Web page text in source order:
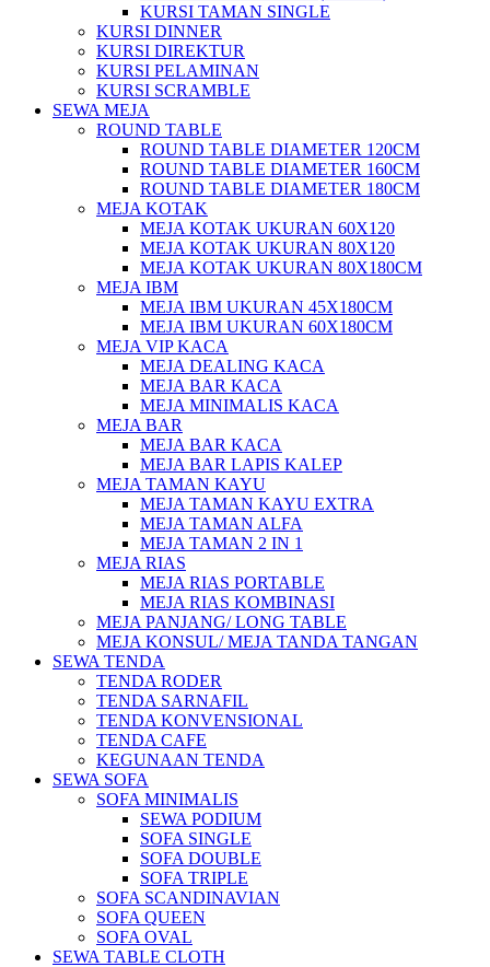
KURSI TAMAN SINGLE
KURSI DINNER
KURSI DIREKTUR
KURSI PELAMINAN
KURSI SCRAMBLE
SEWA MEJA
ROUND TABLE
ROUND TABLE DIAMETER 120CM
ROUND TABLE DIAMETER 160CM
ROUND TABLE DIAMETER 180CM
MEJA KOTAK
MEJA KOTAK UKURAN 60X120
MEJA KOTAK UKURAN 80X120
MEJA KOTAK UKURAN 80X180CM
MEJA IBM
MEJA IBM UKURAN 45X180CM
MEJA IBM UKURAN 60X180CM
MEJA VIP KACA
MEJA DEALING KACA
MEJA BAR KACA
MEJA MINIMALIS KACA
MEJA BAR
MEJA BAR KACA
MEJA BAR LAPIS KALEP
MEJA TAMAN KAYU
MEJA TAMAN KAYU EXTRA
MEJA TAMAN ALFA
MEJA TAMAN 2 IN 1
MEJA RIAS
MEJA RIAS PORTABLE
MEJA RIAS KOMBINASI
MEJA PANJANG/ LONG TABLE
MEJA KONSUL/ MEJA TANDA TANGAN
SEWA TENDA
TENDA RODER
TENDA SARNAFIL
TENDA KONVENSIONAL
TENDA CAFE
KEGUNAAN TENDA
SEWA SOFA
SOFA MINIMALIS
SEWA PODIUM
SOFA SINGLE
SOFA DOUBLE
SOFA TRIPLE
SOFA SCANDINAVIAN
SOFA QUEEN
SOFA OVAL
SEWA TABLE CLOTH